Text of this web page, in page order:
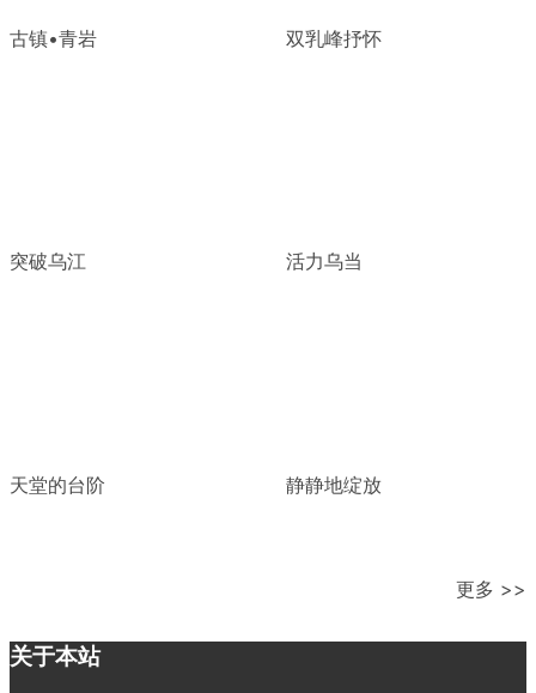
古镇•青岩 双乳峰抒怀
突破乌江 活力乌当
天堂的台阶 静静地绽放
更多 >>
关于本站